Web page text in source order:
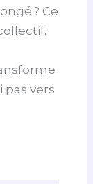
? Ce
vers